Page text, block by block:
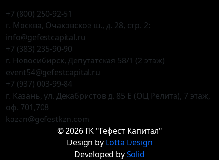
+7 (800) 250-92-51
г. Москва, Очаковское ш., д. 28, стр. 2:
info@gefestcapital.ru
+7 (383) 235-90-90
г. Новосибирск, Депутатская 58/1 (2 этаж)
event54@gefestcapital.ru
+7 (937) 003-99-84
г. Казань, ул. Декабристов д. 85 Б (ОЦ Релита), 7 этаж,
оф. 701,708
kazan@gefestkzn.com
©2026ГК "Гефест Капитал"
Design by Lotta Design
Developed bySolid